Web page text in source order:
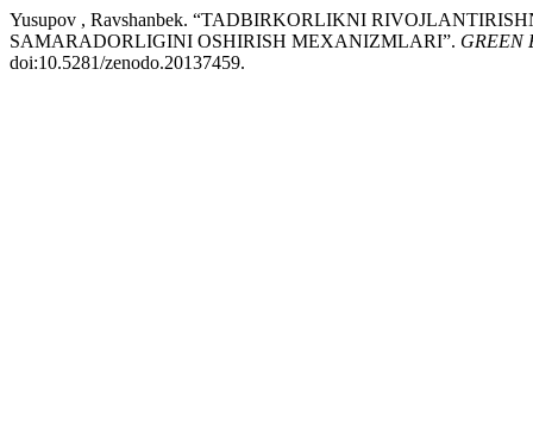
Yusupov , Ravshanbek. “TADBIRKORLIKNI
SAMARADORLIGINI OSHIRISH MEXANIZMLARI”. GREEN
doi:10.5281/zenodo.20137459.